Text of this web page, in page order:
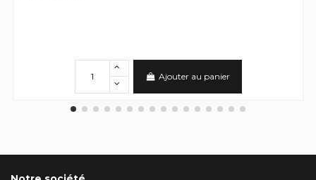
Ajouter au panier